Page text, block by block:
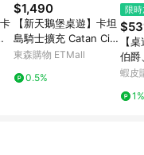
$1,490
【新天鵝堡桌遊】卡坦
島騎士擴充 Catan Citi
es Knights Ex.(玩家跑
東森購物 ETMall
0.5%
限
【
伯爵
正版
擴充
蝦皮
1%